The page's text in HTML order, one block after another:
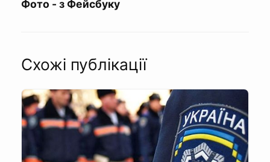
Фото - з Фейсбуку
Схожі публікації